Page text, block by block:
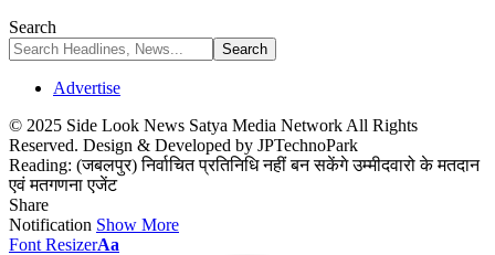
Search
Advertise
© 2025 Side Look News Satya Media Network All Rights
Reserved. Design & Developed by JPTechnoPark
Reading: (जबलपुर) निर्वाचित प्रतिनिधि नहीं बन सकेंगे उम्मीदवारो के मतदान
एवं मतगणना एजेंट
Share
Notification Show More
Font ResizerAa